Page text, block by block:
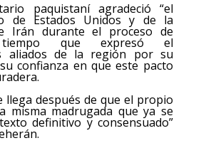
paquistaní agradeció “el
de Estados Unidos y de la
Irán durante el proceso de
tiempo que expresó el
aliados de la región por su
confianza en que este pacto
llega después de que el propio
misma madrugada que ya se
definitivo y consensuado”